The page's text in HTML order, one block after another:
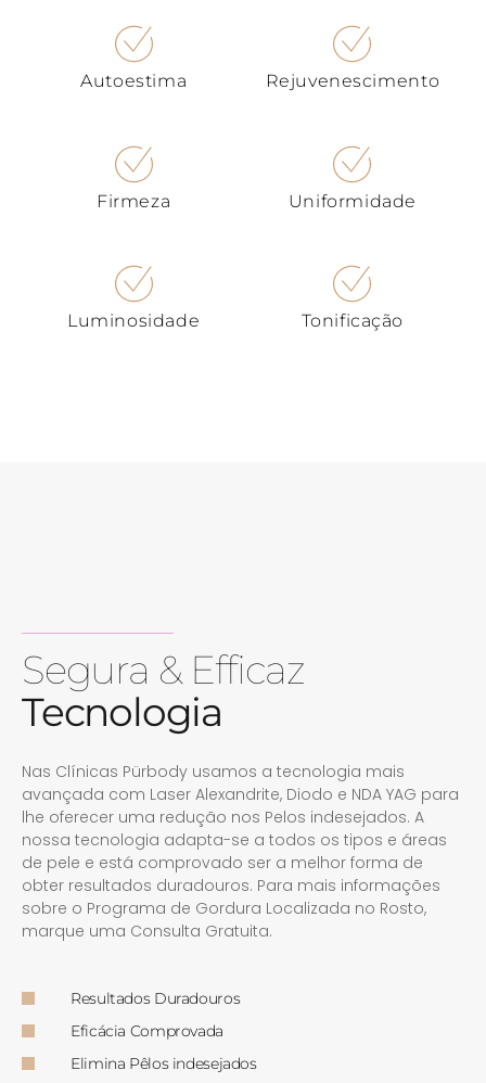
Autoestima Rejuvenescimento
Firmeza Uniformidade
Luminosidade Tonificação
Segura & Efficaz
Tecnologia
Nas Clínicas Pürbody usamos a tecnologia mais
avançada com Laser Alexandrite, Diodo e NDA YAG para
lhe oferecer uma redução nos Pelos indesejados. A
nossa tecnologia adapta-se a todos os tipos e áreas
de pele e está comprovado ser a melhor forma de
obter resultados duradouros. Para mais informações
sobre o Programa de Gordura Localizada no Rosto,
marque uma Consulta Gratuita.
Resultados Duradouros
Eficácia Comprovada
Elimina Pêlos indesejados